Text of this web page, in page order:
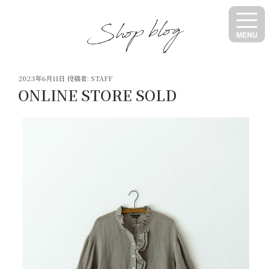
投
稿
日:
2023年6月11日 投稿者: STAFF
ONLINE STORE SOLD